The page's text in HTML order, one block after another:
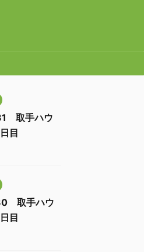
取手ハウ
目
取手ハウ
目